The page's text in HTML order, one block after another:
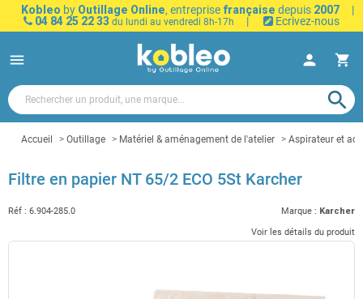
Kobleo by Outillage Online, entreprise française depuis 2007
|
04 84 25 22 33 du lundi au vendredi 8h-17h | Ecrivez-nous
menu person shopping_cart
search
Accueil Outillage Matériel & aménagement de l'atelier Aspirateur et
Filtre en papier NT 65/2 ECO 5St Karcher
Réf : 6.904-285.0 Marque : Karcher
Voir les détails du produit